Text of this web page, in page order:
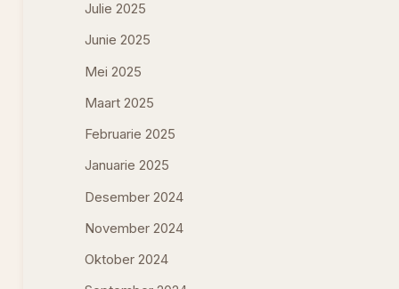
Julie 2025
Junie 2025
Mei 2025
Maart 2025
Februarie 2025
Januarie 2025
Desember 2024
November 2024
Oktober 2024